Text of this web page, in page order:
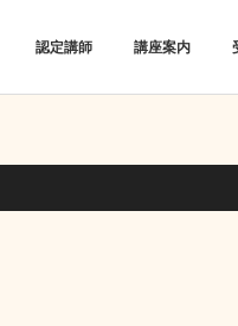
認定講師 講座案内